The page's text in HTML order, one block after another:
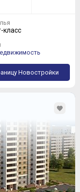
на ввод в
класс
Новостройки